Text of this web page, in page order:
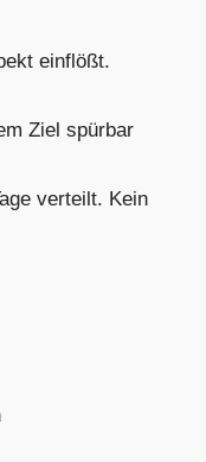
einflößt.
Ziel spürbar
verteilt. Kein